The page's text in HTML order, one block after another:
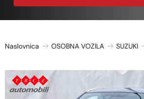
Naslovnica OSOBNA VOZILA SUZUKI